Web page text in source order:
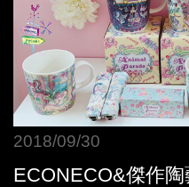
2018/09/30
ECONECO&傑作